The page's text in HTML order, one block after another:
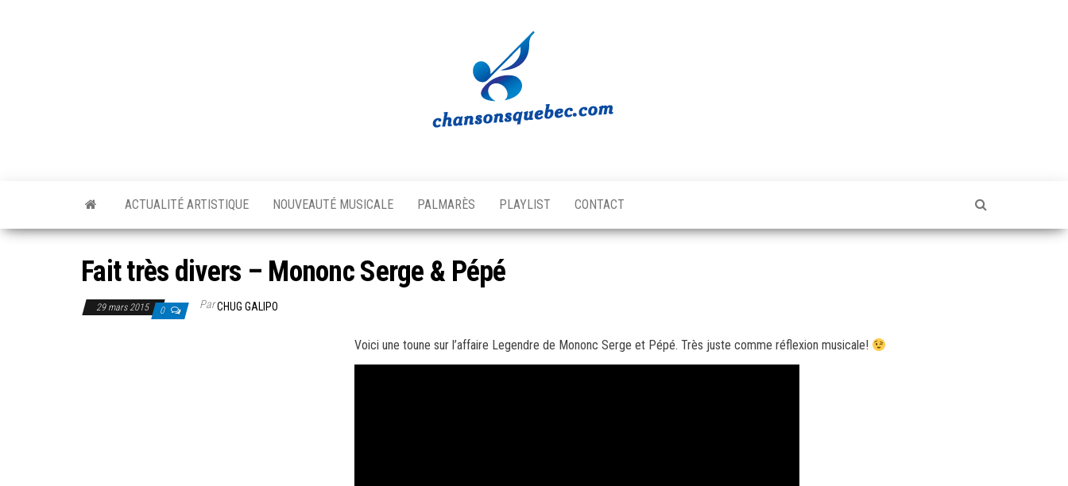
Québec
musicale
québécoise!
ACTUALITÉ ARTISTIQUE NOUVEAUTÉ MUSICALE PALMARÈS PLAYLIST CONTACT
Fait très divers – Mononc Serge & Pépé
29 mars 2015 0 ParCHUG GALIPO
Voici une toune sur l’affaire Legendre de Mononc Serge et Pépé. Très juste comme réflexion musicale!